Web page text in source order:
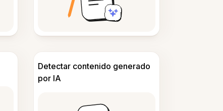
Detectar contenido generado
por IA